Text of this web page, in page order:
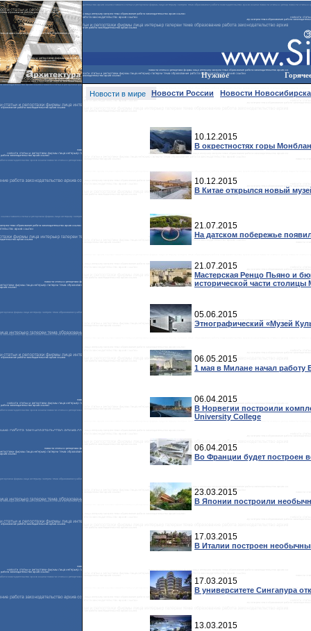
Нужное
Новости в мире Новости России Новости Новосибирска
10.12.2015
В окрестностях горы
10.12.2015
В Китае открылся новый
21.07.2015
На датском побережье
21.07.2015
Мастерская Ренцо Пьяно и
исторической части столицы
05.06.2015
Этнографический «Музей
06.05.2015
1 мая в Милане начал работу
06.04.2015
В Норвегии построили
University College
06.04.2015
Во Франции будет построен
23.03.2015
В Японии построили
17.03.2015
В Италии построен
17.03.2015
В университете Сингапура
13.03.2015